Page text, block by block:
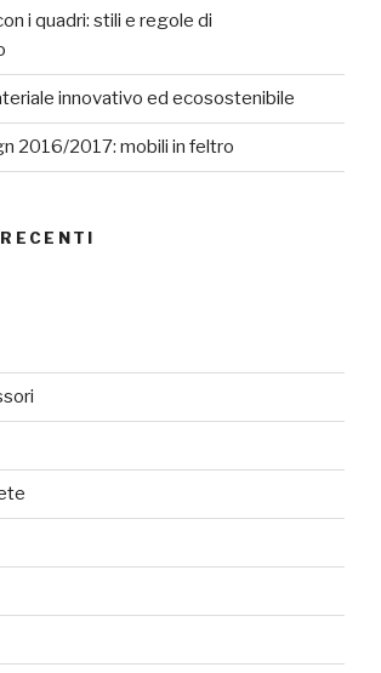
i quadri: stili e regole di
innovativo ed ecosostenibile
2016/2017: mobili in feltro